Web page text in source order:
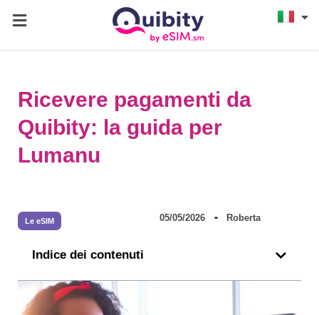
Ricevere pagamenti da
Quibity: la guida per
Lumanu
Le eSIM 05/05/2026 Roberta
Indice dei contenuti